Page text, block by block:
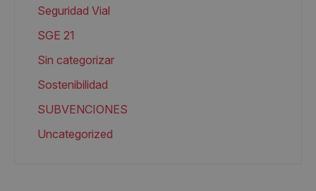
Seguridad Vial
SGE 21
Sin categorizar
Sostenibilidad
SUBVENCIONES
Uncategorized